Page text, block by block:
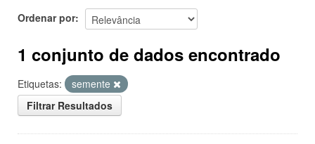
Ordenar por
1 conjunto de dados encontrado
Etiquetas:
semente
Filtrar Resultados